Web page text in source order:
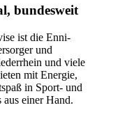
bundesweit
ist die Enni-
und
und viele
mit Energie,
in Sport- und
einer Hand.